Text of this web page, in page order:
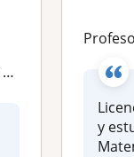
Profesora
y